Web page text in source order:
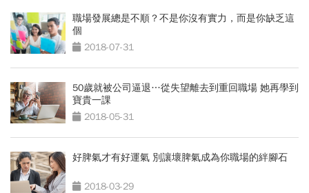
職場發展總是不順？不是你沒有實力，而是你缺乏這
個
2018-07-31
50歲就被公司逼退…從失望離去到重回職場 她再學到
寶貴一課
2018-05-31
好脾氣才有好運氣 別讓壞脾氣成為你職場的絆腳石
2018-03-29